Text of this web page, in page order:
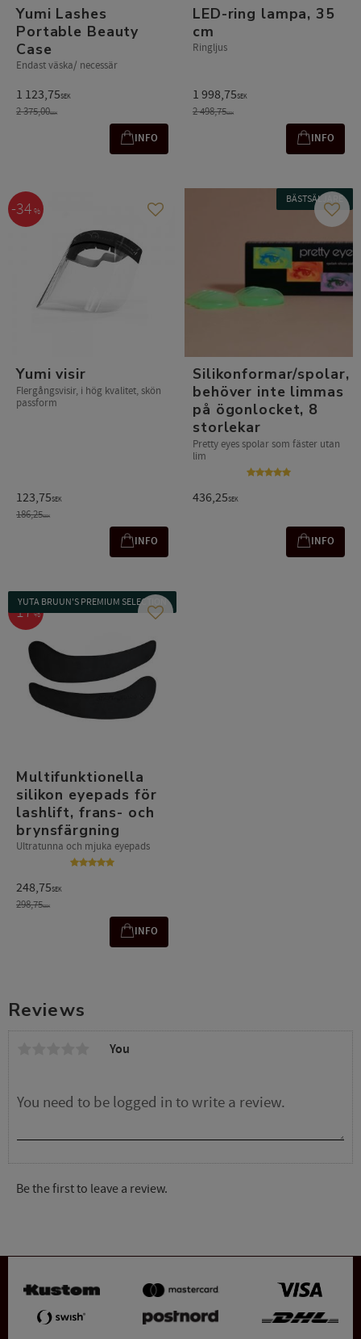
Reviews
You
Be the first to leave a review.
Yumi Lashes
Portable Beauty
Case
Endast väska/ necessär
1 123,75SEK
2 375,00SEK
INFO
LED-ring lampa, 35
cm
Ringljus
1 998,75SEK
2 498,75SEK
INFO
Yumi visir
Flergångsvisir, i hög kvalitet, skön
passform
123,75SEK
186,25SEK
34 % Add to favorites
INFO
Silikonformar/spolar,
behöver inte limmas
på ögonlocket, 8
storlekar
Pretty eyes spolar som fäster utan
lim
436,25SEK
BÄSTSÄLJARE
Add
INFO
Multifunktionella
silikon eyepads för
lashlift, frans- och
brynsfärgning
Ultratunna och mjuka eyepads
248,75SEK
298,75SEK
17%
YUTA BRUUN'S PREMIUM SELECTION
Add to favorites
INFO